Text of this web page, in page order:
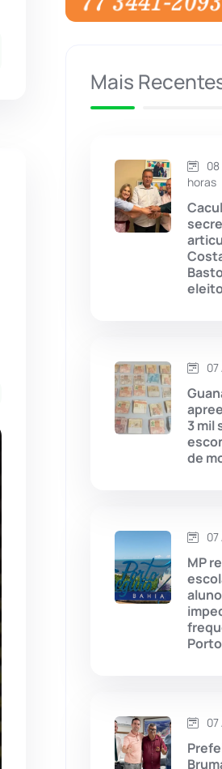
Brumado
Caculé
Caetité
Candiba
Cândido Sales
Caturama
Chapada
Cordeiros
Dom Basílio
Érico Cardoso
Mais
horas
3 mil
de
MP